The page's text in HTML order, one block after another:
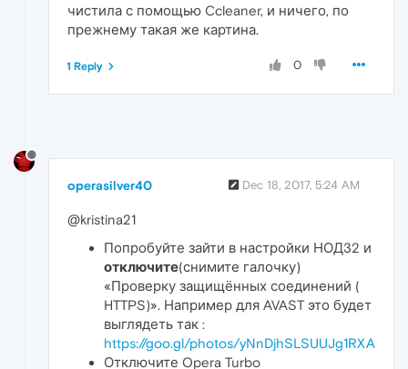
чистила с помощью Ccleaner, и ничего, по
прежнему такая же картина.
0
1 Reply
operasilver40 Dec 18, 2017, 5:24 AM
@kristina21
Попробуйте зайти в настройки НОД32 и
отключите(снимите галочку)
«Проверку защищённых соединений (
HTTPS)». Например для AVAST это будет
выглядеть так :
https://goo.gl/photos/yNnDjhSLSUUJg1RXA
Отключите Opera Turbo